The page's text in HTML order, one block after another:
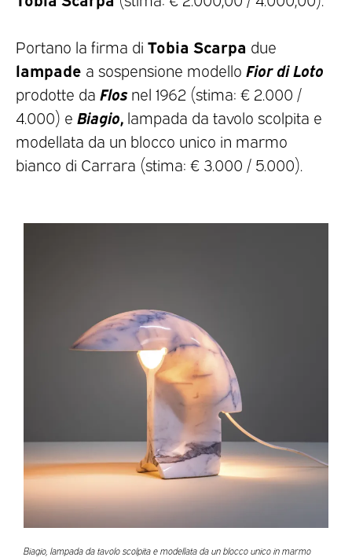
Portano la firma di Tobia Scarpa due
lampade a sospensione modello Fior di Loto
prodotte da Flosnel 1962 (stima: € 2.000 /
4.000) e Biagio, lampada da tavolo scolpita e
modellata da un blocco unico in marmo
bianco di Carrara (stima: € 3.000 / 5.000).
Biagio, lampada da tavolo scolpita e modellata da un blocco unico in marmo